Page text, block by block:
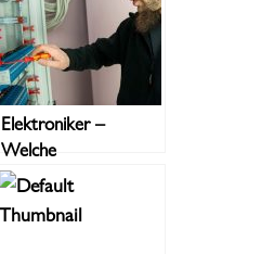
Elektroniker –
Welche
Fachrichtungen gibt
Unterschiede und